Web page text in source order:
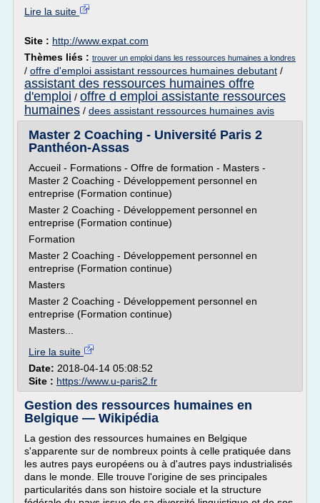
Lire la suite
Site : http://www.expat.com
Thèmes liés : trouver un emploi dans les ressources humaines a londres
/ offre d'emploi assistant ressources humaines debutant /
assistant des ressources humaines offre
d'emploi / offre d emploi assistante ressources
humaines / dees assistant ressources humaines avis
Master 2 Coaching - Université Paris 2
Panthéon-Assas
Accueil - Formations - Offre de formation - Masters -
Master 2 Coaching - Développement personnel en
entreprise (Formation continue)
Master 2 Coaching - Développement personnel en
entreprise (Formation continue)
Formation
Master 2 Coaching - Développement personnel en
entreprise (Formation continue)
Masters
Master 2 Coaching - Développement personnel en
entreprise (Formation continue)
Masters...
Lire la suite
Date: 2018-04-14 05:08:52
Site : https://www.u-paris2.fr
Gestion des ressources humaines en
Belgique — Wikipédia
La gestion des ressources humaines en Belgique
s'apparente sur de nombreux points à celle pratiquée dans
les autres pays européens ou à d'autres pays industrialisés
dans le monde. Elle trouve l'origine de ses principales
particularités dans son histoire sociale et la structure